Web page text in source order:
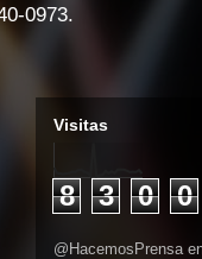
0973.
Visitas
8 3 0 0
@HacemosPrensa